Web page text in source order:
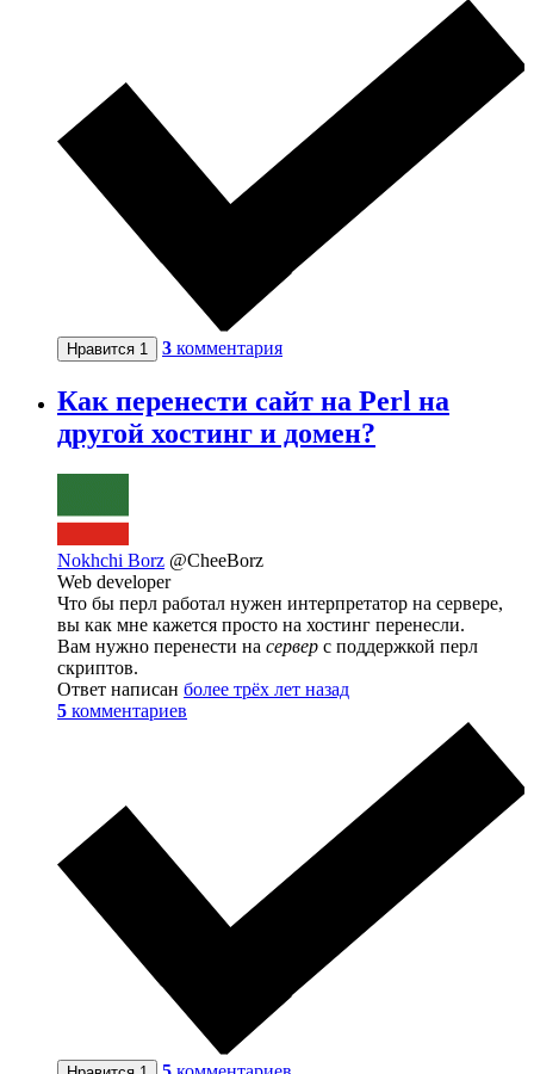
Нравится 1 3 комментария
Как перенести сайт на Perl на
другой хостинг и домен?
Nokhchi Borz @CheeBorz
Web developer
Что бы перл работал нужен интерпретатор на сервере,
вы как мне кажется просто на хостинг перенесли.
Вам нужно перенести на сервер с поддержкой перл
скриптов.
Ответ написан более трёх лет назад
5 комментариев